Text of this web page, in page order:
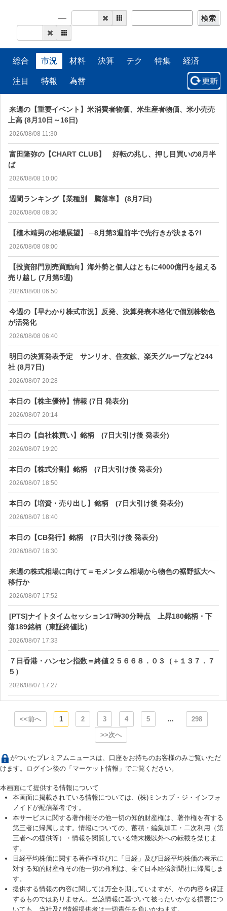
検索
総合 市況 材料 決算 テク 特集 経済
注目 特報 為替
来週の【重要イベント】米消費者物価、米生産者物価、米小売売
上高 (8月10日～16日)
2026/08/08 11:30
富田隆弥の【CHART CLUB】 好転の兆し、押し目買いの8月半
ば
2026/08/08 10:00
週間ランキング【業種別 騰落率】 (8月7日)
2026/08/08 08:30
【植木靖男の相場展望】 ─8月第3週前半で先行きが決まる?!
2026/08/08 08:00
【投資部門別売買動向】海外勢と個人はともに4000億円を超える
売り越し (7月第5週)
2026/08/08 06:50
今週の【早わかり株式市況】反発、決算発表本格化で個別株物色
が活発化
2026/08/08 06:40
明日の決算発表予定 サンリオ、住友鉱、楽天グループなど244
社 (8月7日)
2026/08/07 20:28
本日の【株主優待】情報 (7日 発表分)
2026/08/07 20:14
本日の【自社株買い】銘柄 (7日大引け後 発表分)
2026/08/07 19:20
本日の【株式分割】銘柄 (7日大引け後 発表分)
2026/08/07 18:50
本日の【増資・売り出し】銘柄 (7日大引け後 発表分)
2026/08/07 18:40
本日の【CB発行】銘柄 (7日大引け後 発表分)
2026/08/07 18:30
来週の株式相場に向けて＝モメンタム相場から物色の裾野拡大へ
移行か
2026/08/07 17:52
[PTS]ナイトタイムセッション17時30分時点 上昇180銘柄・下
落189銘柄（東証終値比）
2026/08/07 17:33
７日香港・ハンセン指数＝終値２５６６８．０３（＋１３７．７
５）
2026/08/07 17:27
<<前へ 1 2 3 4 5 ... 298
>>次へ
がついたプレミアムニュースは、口座をお持ちのお客様のみご覧いただ
けます。ログイン後の「マーケット情報」でご覧ください。
本画面にて提供する情報について
本画面に掲載されている情報については、(株)ミンカブ・ジ・インフォ
ノイドが配信業者です。
本サービスに関する著作権その他一切の知的財産権は、著作権を有する
第三者に帰属します。情報についての、蓄積・編集加工・二次利用（第
三者への提供等）・情報を閲覧している端末機以外への転載を禁じま
す。
日経平均株価に関する著作権並びに「日経」及び日経平均株価の表示に
対する知的財産権その他一切の権利は、全て日本経済新聞社に帰属しま
す。
提供する情報の内容に関しては万全を期していますが、その内容を保証
するものではありません。当該情報に基づいて被ったいかなる損害につ
いても、当社及び情報提供者は一切責任を負いかねます。